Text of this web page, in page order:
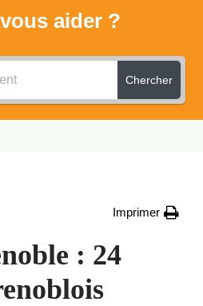
aider ?
Chercher
Imprimer
: 24